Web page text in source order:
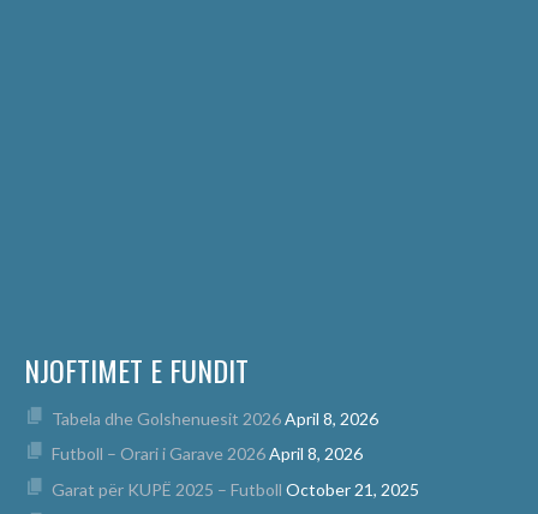
NJOFTIMET E FUNDIT
Tabela dhe Golshenuesit 2026April 8, 2026
Futboll – Orari i Garave 2026April 8, 2026
Garat për KUPË 2025 – Futboll October 21, 2025